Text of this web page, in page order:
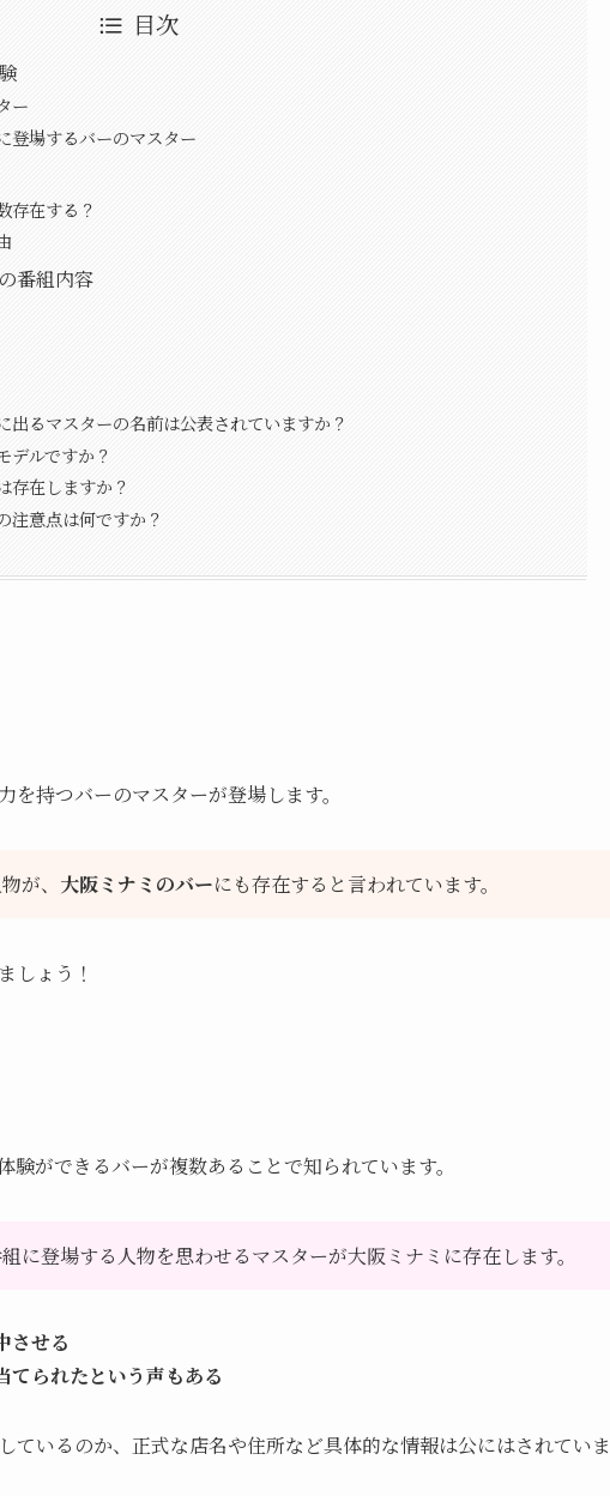
目次
ー
登場するバーのマスター
存在する？
番組内容
出るマスターの名前は公表されていますか？
デルですか？
存在しますか？
注意点は何ですか？
を持つバーのマスターが登場します。
が、 大阪ミナミのバーにも存在すると言われています。
しょう！
ができるバーが複数あることで知られています。
に登場する人物を思わせるマスターが大阪ミナミに存在します。
させる
てられたという声もある
ているのか、正式な店名や住所など具体的な情報は公にはされていま